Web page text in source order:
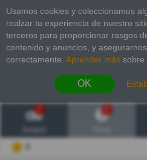
Usamos cookies y coleccionamos
realzar tu experiencia de nuestro
terceros para proporcionar rasgos
contenido y anuncios, y
correctamente. Aprender más sobre
OK
2